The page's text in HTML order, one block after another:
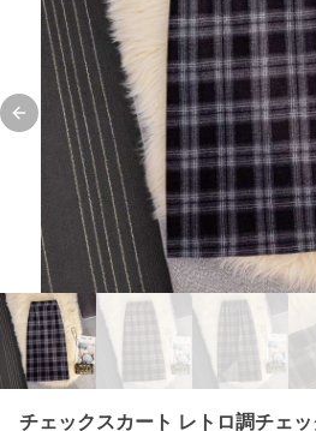
Previous slide
チェックスカート レトロ調チェ